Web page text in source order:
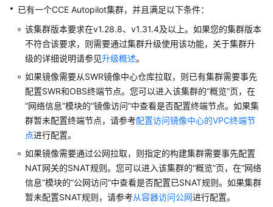
速
入
门
用
户
指
南
集
群
工
已有一个CCE Autopilot集群，并且满足以下条件：
该集群版本要求在v1.28.8、v1.31.4及以上。如果您的集群版本
不符合该要求，则需要通过集群升级使用该功能，关于集群升
级的详细说明请参见升级概述。
如果镜像需要从SWR镜像中心仓库拉取，则已有集群需要事先
配置SWR和OBS终端节点。您可以进入该集群的“概览”页，在
“网络信息”模块的“镜像访问”中查看是否配置终端节点。如果集
群暂未配置终端节点，请参考配置访问镜像中心的VPC终端节
点进行配置。
如果镜像需要通过公网拉取，则指定的构建集群需要事先配置
NAT网关的SNAT规则。您可以进入该集群的“概览”页，在“网络
信息”模块的“公网访问”中查看是否配置已SNAT规则。如果集群
暂未配置SNAT规则，请参考从容器访问公网进行配置。